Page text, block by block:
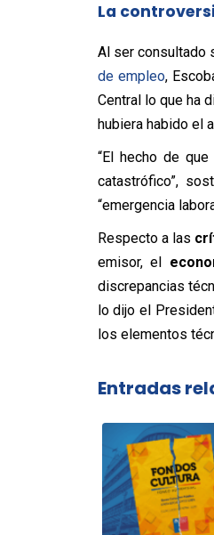
La
Al ser consultado
de empleo,
Central lo que ha
hubiera habido el
“El hecho de
catastrófico”,
“emergencia
Respecto a las
emisor, el
discrepancias
lo dijo el
los elementos
Entradas